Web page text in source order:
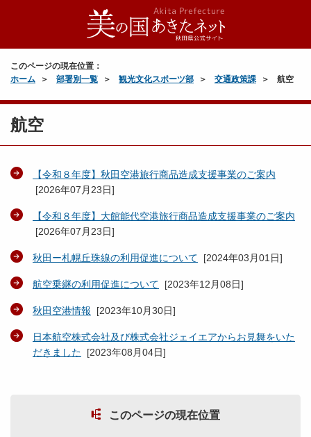
このページの現在位置：
ホーム
部署別一覧 観光文化スポーツ部 交通政策課 航空
航空
【令和８年度】秋田空港旅行商品造成支援事業のご案内
[2026年07月23日]
【令和８年度】大館能代空港旅行商品造成支援事業のご案内
[2026年07月23日]
秋田ー札幌丘珠線の利用促進について [2024年03月01日]
航空乗継の利用促進について [2023年12月08日]
秋田空港情報 [2023年10月30日]
日本航空株式会社及び株式会社ジェイエアからお見舞をいた
だきました [2023年08月04日]
このページの現在位置